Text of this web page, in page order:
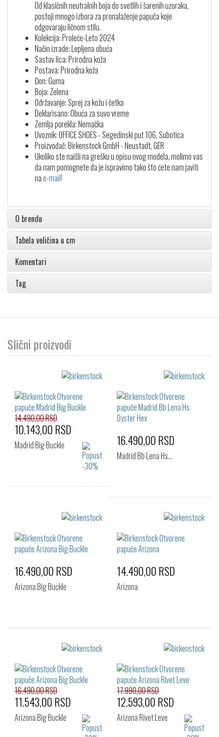
Od klasičnih neutralnih boja do svetlih i šarenih uzoraka,
postoji mnogo izbora za pronalaženje papuča koje
odgovaraju ličnom stilu.
Kolekcija: Proleće-Leto 2024
Način izrade: Lepljena obuća
Sastav lica: Prirodna koža
Postava: Prirodna koža
Đon: Guma
Boja: Zelena
Održavanje: Sprej za kožu i četka
Deklarisano: Obuća za suvo vreme
Zemlja porekla: Nemačka
Uvoznik: OFFICE SHOES - Segedinski put 106, Subotica
Proizvođač: Birkenstock GmbH - Neustadt, GER
Ukoliko ste naišli na grešku u opisu ovog modela, molimo vas
da nam pomognete da je ispravimo tako što ćete nam javiti
nae-mail!
O brendu
Tabela veličina u cm
Komentari
Tag
Slični proizvodi
Izaberi željeni broj:
38
39
40
41
42
14.490,00 RSD
10.143,00 RSD
Madrid Big Buckle
Izaberi željeni broj:
39
16.490,00 RSD
Madrid Bb Lena Hs…
Izaberi željeni broj:
39
40 41
16.490,00 RSD
Arizona Big Buckle
Izaberi željeni broj:
37
39
40
41
42
14.490,00 RSD
Arizona
16.490,00 RSD
11.543,00 RSD
Arizona Big Buckle
17.990,00 RSD
12.593,00 RSD
Arizona Rivet Leve